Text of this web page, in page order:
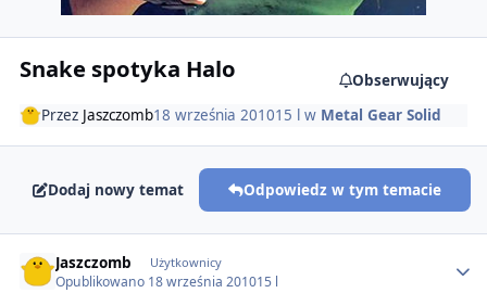
Snake spotyka Halo
Obserwujący
Przez Jaszczomb18 września 201015 l w Metal Gear Solid
Dodaj nowy temat Odpowiedz w tym temacie
Jaszczomb Użytkownicy
Opublikowano 18 września 201015 l